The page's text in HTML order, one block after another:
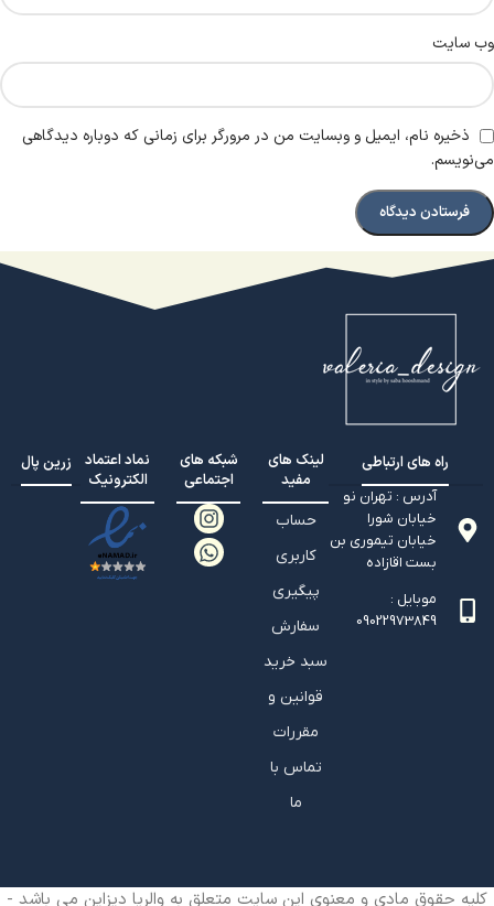
وب‌ سایت
ذخیره نام، ایمیل و وبسایت من در مرورگر برای زمانی که دوباره دیدگاهی
می‌نویسم.
راه های ارتباطی
آدرس : تهران نو
خیابان شورا
خیابان تيموري بن
بست اقازاده
موبایل :
09022973849
لینک های
مفید
حساب
کاربری
پیگیری
سفارش
سبد خرید
قوانین و
مقررات
تماس با
ما
شبکه های
اجتماعی
نماد اعتماد
الکترونیک
زرین پال
کلیه حقوق مادی و معنوی این سایت متعلق به والریا دیزاین می باشد -